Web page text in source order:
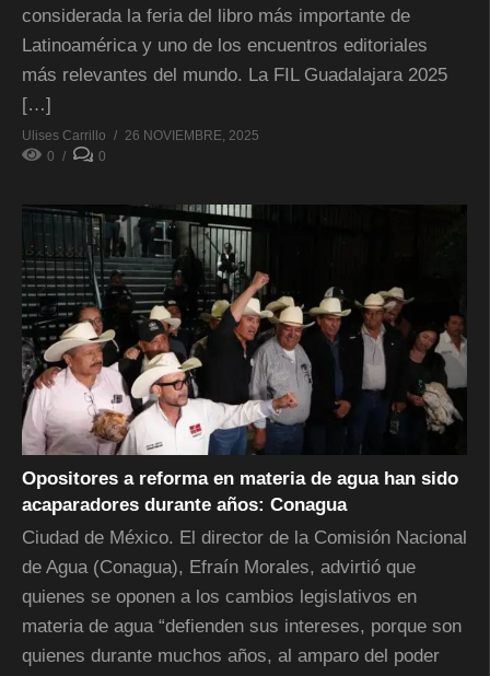
considerada la feria del libro más importante de
Latinoamérica y uno de los encuentros editoriales
más relevantes del mundo. La FIL Guadalajara 2025
[…]
Ulises Carrillo
26 NOVIEMBRE, 2025
0
0
Opositores a reforma en materia de agua han sido
acaparadores durante años: Conagua
Ciudad de México. El director de la Comisión Nacional
de Agua (Conagua), Efraín Morales, advirtió que
quienes se oponen a los cambios legislativos en
materia de agua “defienden sus intereses, porque son
quienes durante muchos años, al amparo del poder